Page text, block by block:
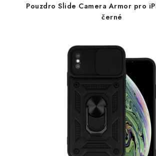
Pouzdro Slide Camera Armor pro
černé